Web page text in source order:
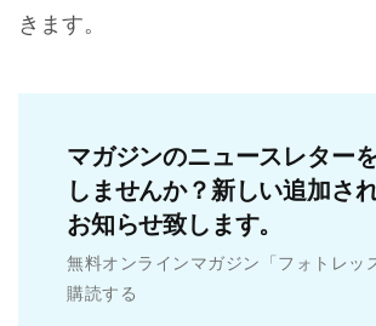
きます。
マガジンのニュースレター
しませんか？新しい追加さ
お知らせ致します。
無料オンラインマガジン「フォトレッ
購読する